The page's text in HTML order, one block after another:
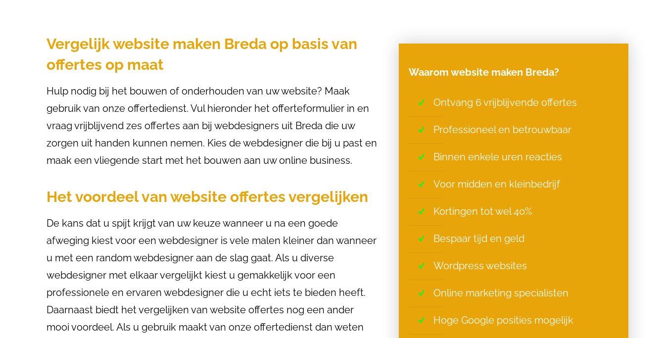
Vergelijk website maken Breda op basis van
offertes op maat
Hulp nodig bij het bouwen of onderhouden van uw website? Maak
gebruik van onze offertedienst. Vul hieronder het offerteformulier in en
vraag vrijblijvend zes offertes aan bij webdesigners uit Breda die uw
zorgen uit handen kunnen nemen. Kies de webdesigner die bij u past en
maak een vliegende start met het bouwen aan uw online business.
Het voordeel van website offertes vergelijken
De kans dat u spijt krijgt van uw keuze wanneer u na een goede
afweging kiest voor een webdesigner is vele malen kleiner dan wanneer
u met een random webdesigner aan de slag gaat. Als u diverse
webdesigner met elkaar vergelijkt kiest u gemakkelijk voor een
professionele en ervaren webdesigner die u echt iets te bieden heeft.
Daarnaast biedt het vergelijken van website offertes nog een ander
mooi voordeel. Als u gebruik maakt van onze offertedienst dan weten
Waarom website maken Breda?
Ontvang 6 vrijblijvende offertes
Professioneel en betrouwbaar
Binnen enkele uren reacties
Voor midden en kleinbedrijf
Kortingen tot wel 40%
Bespaar tijd en geld
Wordpress websites
Online marketing specialisten
Hoge Google posities mogelijk